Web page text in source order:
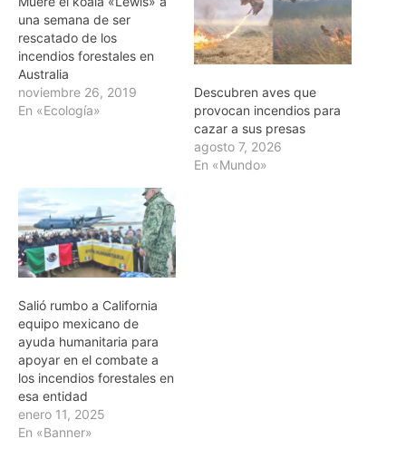
una semana de ser
rescatado de los
incendios forestales en
Australia
noviembre 26, 2019
En «Ecología»
Descubren aves que
provocan incendios para
cazar a sus presas
agosto 7, 2026
En «Mundo»
Salió rumbo a California
equipo mexicano de
ayuda humanitaria para
apoyar en el combate a
los incendios forestales en
esa entidad
enero 11, 2025
En «Banner»